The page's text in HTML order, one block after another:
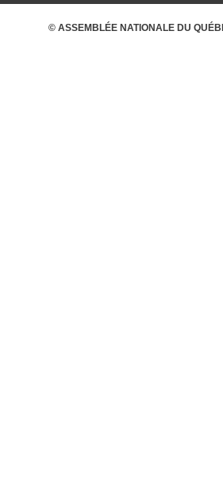
© ASSEMBLÉE NATIONALE DU